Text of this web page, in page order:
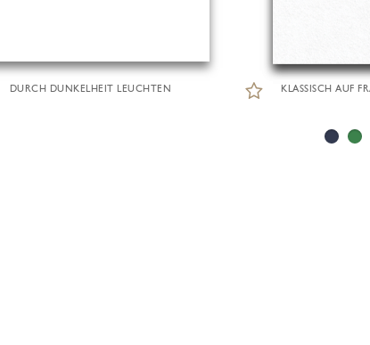
DURCH DUNKELHEIT LEUCHTEN KLASSISCH AUF